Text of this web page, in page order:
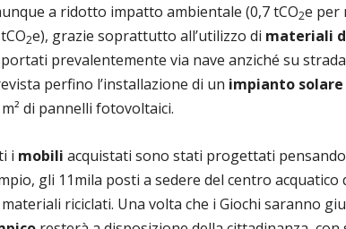
a ridotto impatto ambientale (0,7 tCO2e per
2e), grazie soprattutto all’utilizzo di materiali
prevalentemente via nave anziché su
perfino l’installazione di un impianto
di pannelli fotovoltaici.
i mobili acquistati sono stati progettati
gli 11mila posti a sedere del centro
riciclati. Una volta che i Giochi saranno